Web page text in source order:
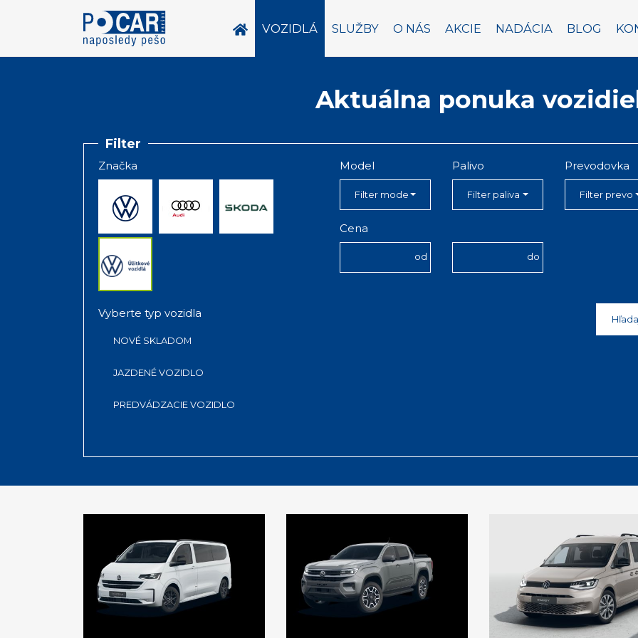
Aktuálna ponuka
Filter
Značka
Vyberte typ vozidla
NOVÉ SKLADOM
JAZDENÉ VOZIDLO
PREDVÁDZACIE VOZIDLO
Model
Filter modelu
Palivo
Filter paliva
Prevodovka
Filter
Cena
od do
VOZIDLÁ SLUŽBY O NÁS AKCIE NADÁCIA BLOG